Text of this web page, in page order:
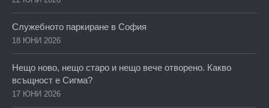
Служебното паркиране в София
18 ЮНИ 2026
Нещо ново, нещо старо и нещо вече отворено. Какво
всъщност е Сигма?
17 ЮНИ 2026